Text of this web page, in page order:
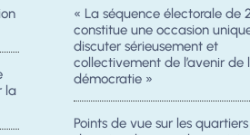
la
« La séquence électorale de
constitue une occasion
discuter sérieusement et
collectivement de l’avenir de
démocratie »
Points de vue sur les